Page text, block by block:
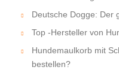
Deutsche Dogge: Der
Top -Hersteller von
Hundemaulkorb mit
bestellen?